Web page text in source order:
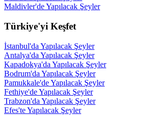
Maldivler'de Yapılacak Şeyler
Türkiye'yi Keşfet
İstanbul'da Yapılacak Şeyler
Antalya'da Yapılacak Şeyler
Kapadokya'da Yapılacak Şeyler
Bodrum'da Yapılacak Şeyler
Pamukkale'de Yapılacak Şeyler
Fethiye'de Yapılacak Şeyler
Trabzon'da Yapılacak Şeyler
Efes'te Yapılacak Şeyler